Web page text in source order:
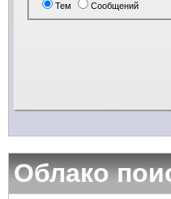
Тем Сообщений
Облако